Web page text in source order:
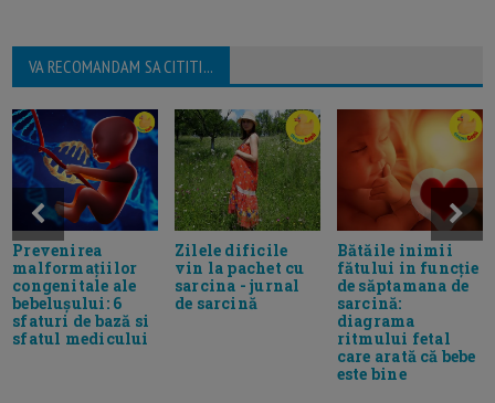
VA RECOMANDAM SA CITITI...
Prevenirea
malformațiilor
congenitale ale
bebelușului: 6
sfaturi de bază si
sfatul medicului
Zilele dificile
vin la pachet cu
sarcina - jurnal
de sarcină
Bătăile inimii
fătului in funcție
de săptamana de
sarcină:
diagrama
ritmului fetal
care arată că bebe
este bine